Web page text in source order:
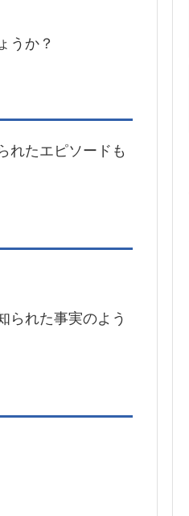
うか？
れたエピソードも
られた事実のよう